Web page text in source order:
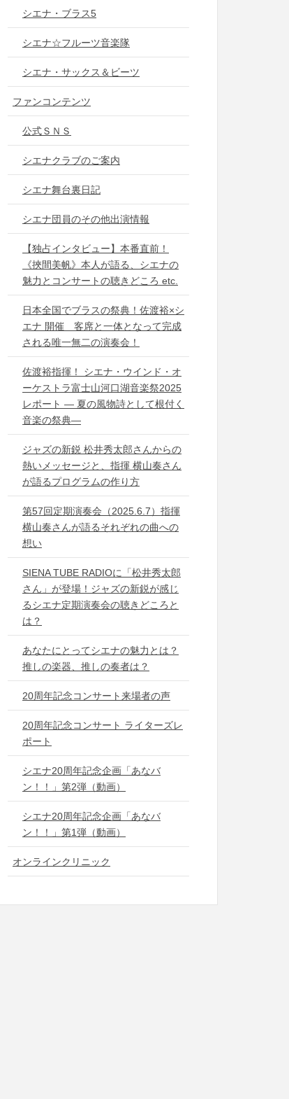
シエナ・ブラス5
シエナ☆フルーツ音楽隊
シエナ・サックス＆ビーツ
ファンコンテンツ
公式ＳＮＳ
シエナクラブのご案内
シエナ舞台裏日記
シエナ団員のその他出演情報
【独占インタビュー】本番直前！
《挾間美帆》本人が語る、シエナの
魅力とコンサートの聴きどころ etc.
日本全国でブラスの祭典！佐渡裕×シ
エナ 開催 客席と一体となって完成
される唯一無二の演奏会！
佐渡裕指揮！ シエナ・ウインド・オ
ーケストラ富士山河口湖音楽祭2025
レポート ― 夏の風物詩として根付く
音楽の祭典―
ジャズの新鋭 松井秀太郎さんからの
熱いメッセージと、指揮 横山奏さん
が語るプログラムの作り方
第57回定期演奏会（2025.6.7）指揮
横山奏さんが語るそれぞれの曲への
想い
SIENA TUBE RADIOに「松井秀太郎
さん」が登場！ジャズの新鋭が感じ
るシエナ定期演奏会の聴きどころと
は？
あなたにとってシエナの魅力とは？
推しの楽器、推しの奏者は？
20周年記念コンサート来場者の声
20周年記念コンサート ライターズレ
ポート
シエナ20周年記念企画「あなバ
ン！！」第2弾（動画）
シエナ20周年記念企画「あなバ
ン！！」第1弾（動画）
オンラインクリニック